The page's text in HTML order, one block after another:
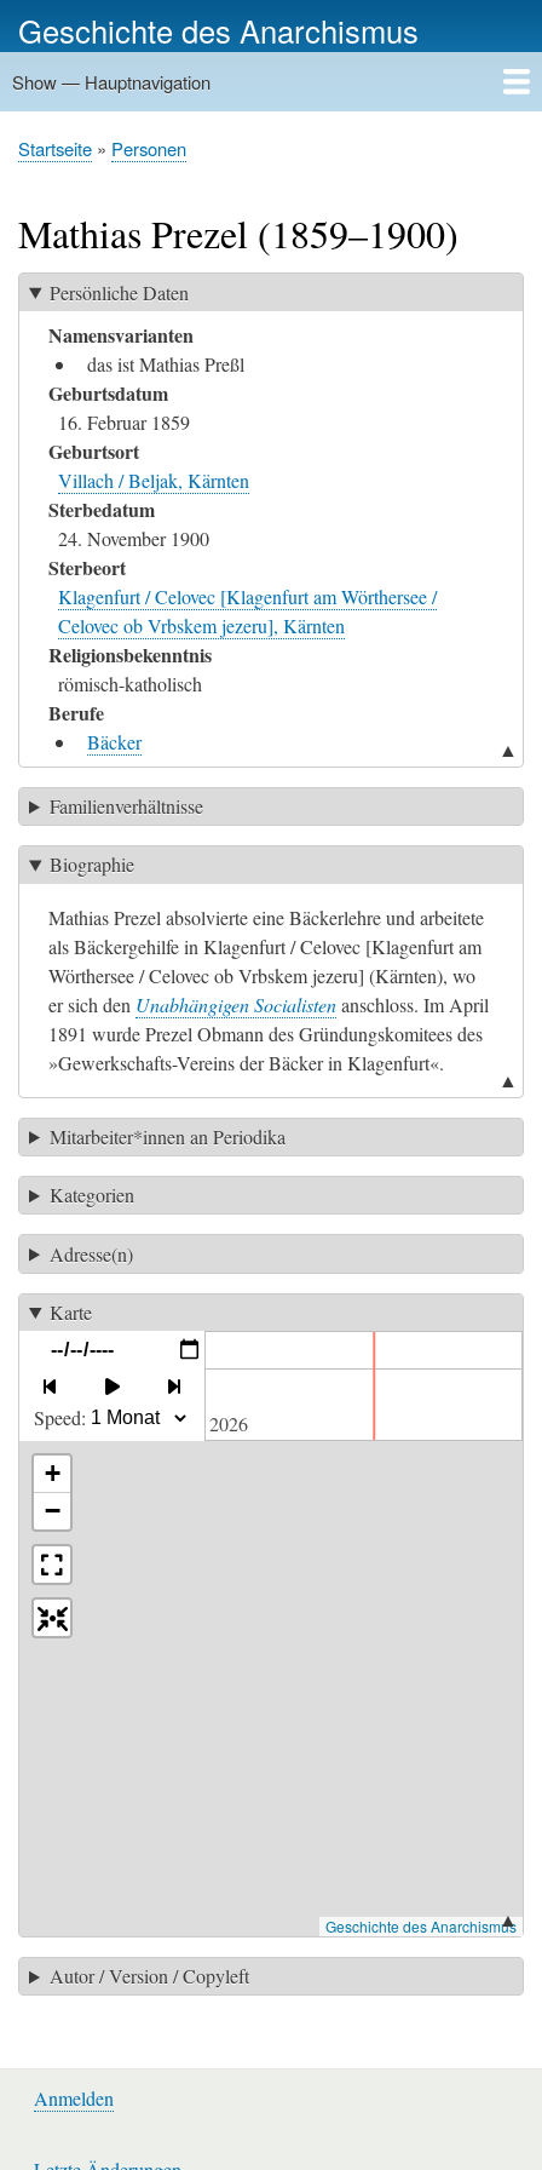
zum
Geschichte des Anarchismus
Hauptnavigation
Show — Hauptnavigation
Startseite
Geschichte
Personen
Gruppierungen
Ereignisse
Zeitungen
Schriftenreihen
Verlage
Treffpunkte
Rundwege
Orte
Bilder
Kategorien
Pfadnavigation
Startseite Personen
Mathias Prezel (1859–1900)
Persönliche Daten
Namensvarianten
das ist Mathias Preßl
Geburtsdatum
16. Februar 1859
Geburtsort
Villach / Beljak, Kärnten
Sterbedatum
24. November 1900
Sterbeort
Klagenfurt / Celovec [Klagenfurt am Wörthersee /
Celovec ob Vrbskem jezeru], Kärnten
Religionsbekenntnis
römisch-katholisch
Berufe
Bäcker ▲
Familienverhältnisse
Biographie
Mathias Prezel absolvierte eine Bäckerlehre und arbeitete
als Bäckergehilfe in Klagenfurt / Celovec [Klagenfurt am
Wörthersee / Celovec ob Vrbskem jezeru] (Kärnten), wo
er sich den Unabhängigen Socialistenanschloss. Im April
1891 wurde Prezel Obmann des Gründungskomitees des
»Gewerkschafts-Vereins der Bäcker in Klagenfurt«.
▲
Mitarbeiter*innen an Periodika
Kategorien
Adresse(n)
Karte
▲
Autor / Version / Copyleft
Benutzermenü
Anmelden